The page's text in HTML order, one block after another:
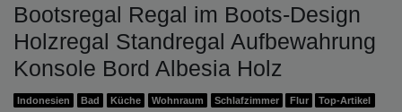
Bootsregal Regal im Boots-Design
Holzregal Standregal Aufbewahrung
Konsole Bord Albesia Holz
Indonesien Bad Küche Wohnraum Schlafzimmer Flur Top-Artikel